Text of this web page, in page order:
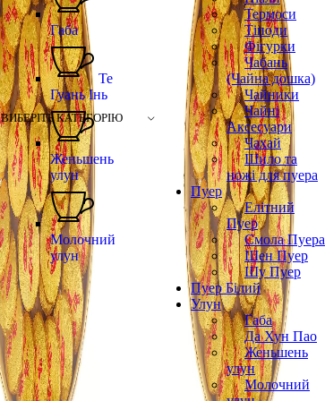
ВИБЕРІТЬ КАТЕГОРІЮ
Термоси
Тіподи
Фігурки
Чабань
(Чайна дошка)
Чайники
Чайні
Аксесуари
Чахай
Шило та
ножі для пуера
Пуер
Елітний
Пуер
Смола Пуера
Шен Пуер
Шу Пуер
Пуер Білий
Улун
Габа
Да Хун Пао
Женьшень
улун
Молочний
Габа
Те
Гуань Інь
Женьшень
улун
Молочний
улун